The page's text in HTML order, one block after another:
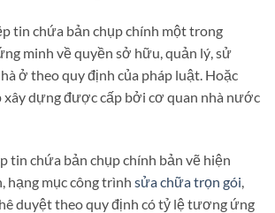
tin chứa bản chụp chính một trong
minh về quyền sở hữu, quản lý, sử
ở theo quy định của pháp luật. Hoặc
xây dựng được cấp bởi cơ quan nhà nước
tin chứa bản chụp chính bản vẽ hiện
hạng mục công trình sửa chữa trọn gói
duyệt theo quy định có tỷ lệ tương ứng